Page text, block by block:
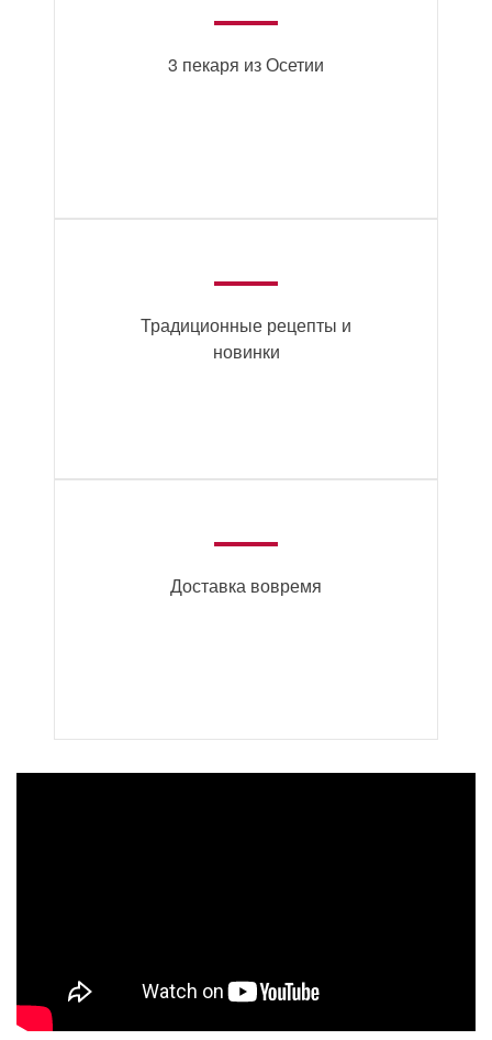
3 пекаря из Осетии
Традиционные рецепты и
новинки
Доставка вовремя